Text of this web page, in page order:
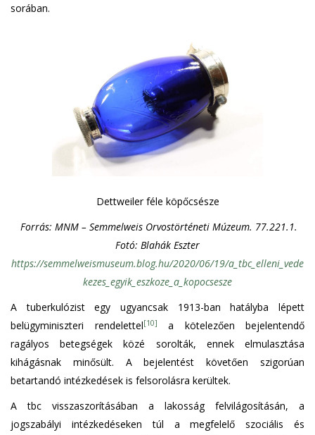
sorában.
Dettweiler féle köpőcsésze
Forrás: MNM – Semmelweis Orvostörténeti Múzeum. 77.221.1.
Fotó: Blahák Eszter
https://semmelweismuseum.blog.hu/2020/06/19/a_tbc_elleni_vede
kezes_egyik_eszkoze_a_kopocsesze
A tuberkulózist egy ugyancsak 1913-ban hatályba lépett
belügyminiszteri rendelettel[10]
a kötelezően bejelentendő
ragályos betegségek közé sorolták, ennek elmulasztása
kihágásnak minősült. A bejelentést követően szigorúan
betartandó intézkedések is felsorolásra kerültek.
A tbc visszaszorításában a lakosság felvilágosításán, a
jogszabályi intézkedéseken túl a megfelelő szociális és